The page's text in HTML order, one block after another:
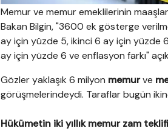
Memur ve memur emeklilerinin
Bakan Bilgin, "3600 ek gösterge
ay için yüzde 5, ikinci 6 ay için yüzde
ay için yüzde 6 ve enflasyon farkı"
Gözler yaklaşık 6 milyon memurve
görüşmelerindeydi. Taraflar bugün
Hükümetin iki yıllık memur zam